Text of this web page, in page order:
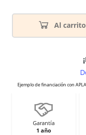
Al carrito
Garantía
1 año